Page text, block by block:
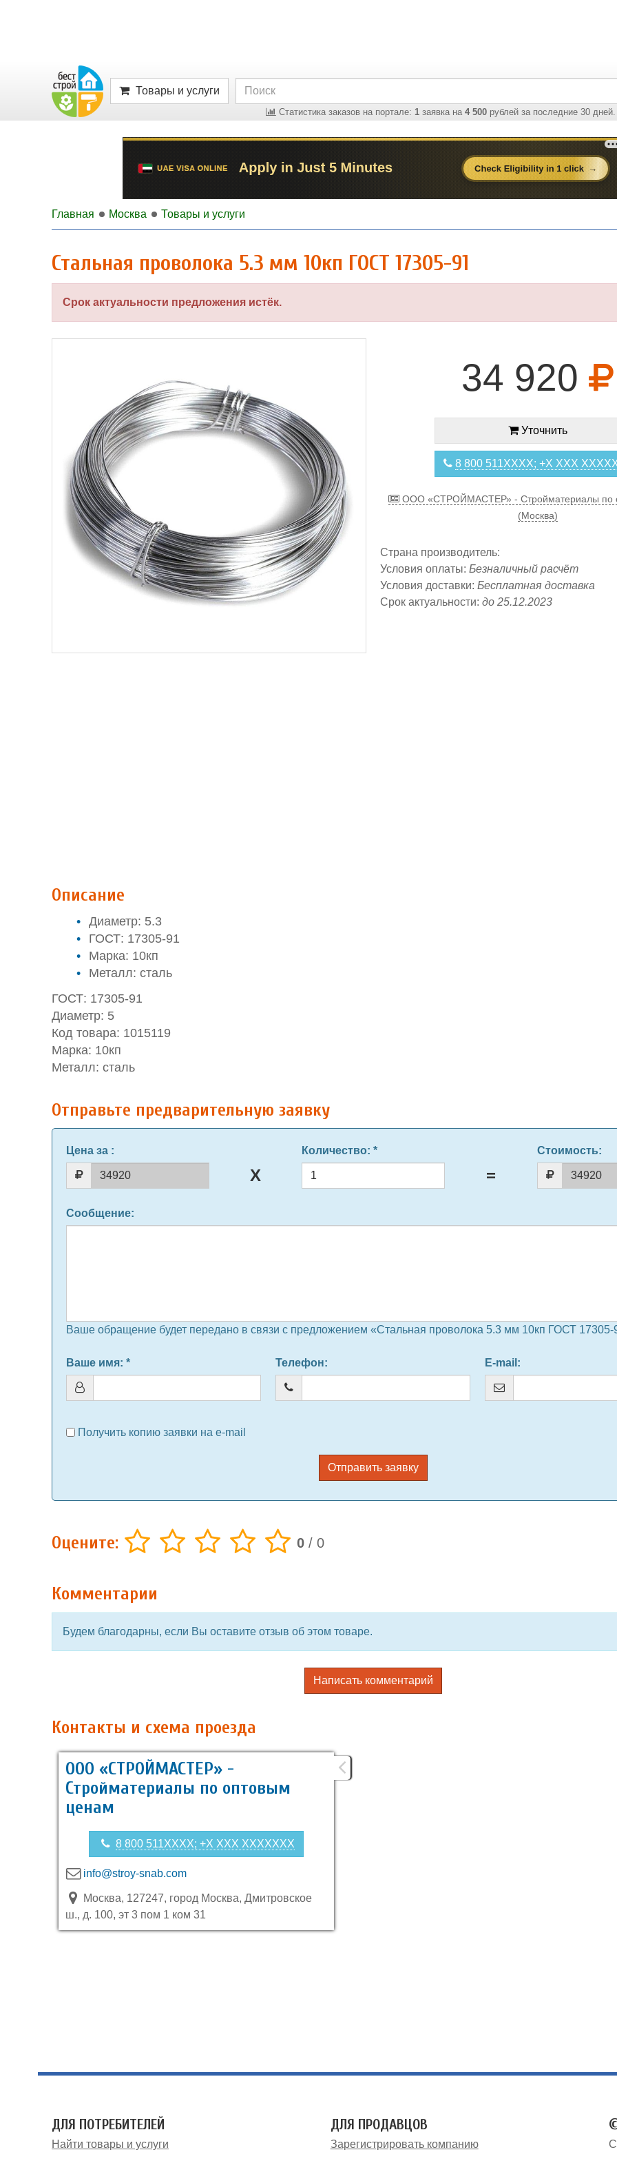
Товары и услуги
Статистика заказов на портале: 1заявка на 4 500рублей за последние 30 дней.
Главная Москва Товары и услуги
Стальная проволока 5.3 мм 10кп ГОСТ 17305-91
Срок актуальности предложения истёк.
34 920
Уточнить
8 800 511XXXX; +X XXX
ООО «СТРОЙМАСТЕР» - Стройматериалы по
(Москва)
Страна производитель:
Условия оплаты: Безналичный расчёт
Условия доставки: Бесплатная доставка
Срок актуальности: до 25.12.2023
Описание
Диаметр: 5.3
ГОСТ: 17305-91
Марка: 10кп
Металл: сталь
ГОСТ: 17305-91
Диаметр: 5
Код товара: 1015119
Марка: 10кп
Металл: сталь
Отправьте предварительную заявку
Цена за : Количество: * Стоимость:
Сообщение:
Ваше обращение будет передано в связи с предложением «Стальная проволока 5.3 мм 10кп ГОСТ 17305-
Ваше имя: * Телефон: E-mail :
Получить копию заявки на e-mail
Отправить заявку
Оцените: 0 / 0
Комментарии
Будем благодарны, если Вы оставите отзыв об этом товаре.
Написать комментарий
Контакты и схема проезда
ООО «СТРОЙМАСТЕР» -
Стройматериалы по оптовым
ценам
8 800 511XXXX; +X XXX XXXXXXX
info@stroy-snab.com
Москва, 127247, город Москва, Дмитровское
ш., д. 100, эт 3 пом 1 ком 31
ДЛЯ ПОТРЕБИТЕЛЕЙ
Найти товары и услуги
ДЛЯ ПРОДАВЦОВ
Зарегистрировать компанию